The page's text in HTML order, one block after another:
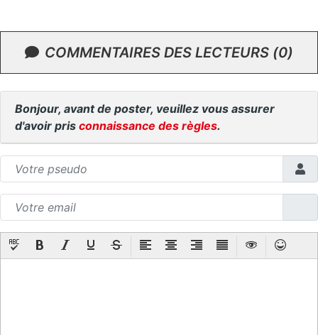
COMMENTAIRES DES LECTEURS (0)
Bonjour, avant de poster, veuillez vous assurer
d'avoir pris connaissance des règles.